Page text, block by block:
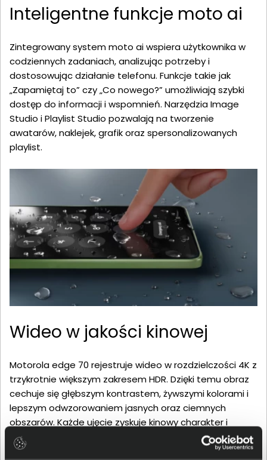
Inteligentne funkcje moto ai
Zintegrowany system moto ai wspiera użytkownika w
codziennych zadaniach, analizując potrzeby i
dostosowując działanie telefonu. Funkcje takie jak
„Zapamiętaj to” czy „Co nowego?” umożliwiają szybki
dostęp do informacji i wspomnień. Narzędzia Image
Studio i Playlist Studio pozwalają na tworzenie
awatarów, naklejek, grafik oraz spersonalizowanych
playlist.
Wideo w jakości kinowej
Motorola edge 70 rejestruje wideo w rozdzielczości 4K z
trzykrotnie większym zakresem HDR. Dzięki temu obraz
cechuje się głębszym kontrastem, żywszymi kolorami i
lepszym odwzorowaniem jasnych oraz ciemnych
obszarów. Każde ujęcie zyskuje kinowy charakter i
realistyczną głębię.